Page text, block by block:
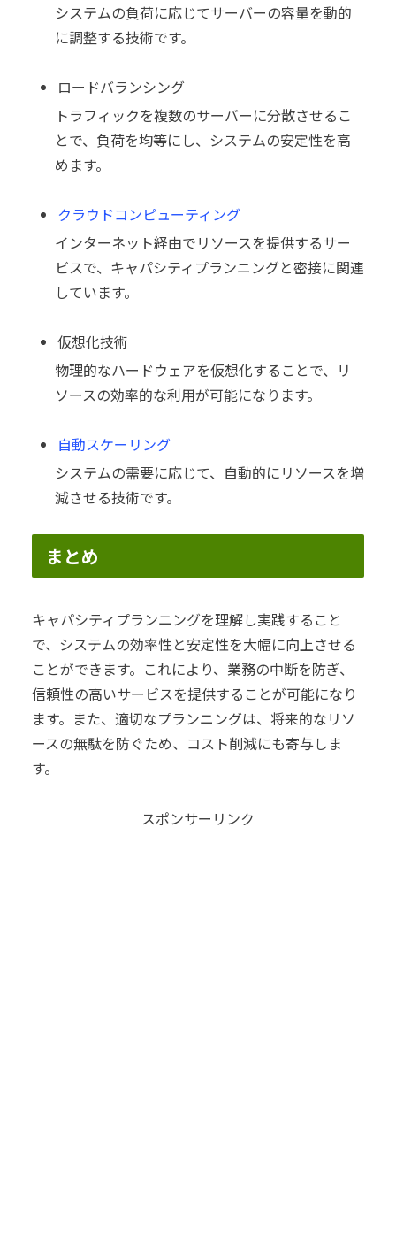
システムの負荷に応じてサーバーの容量を動的
に調整する技術です。
ロードバランシング
トラフィックを複数のサーバーに分散させるこ
とで、負荷を均等にし、システムの安定性を高
めます。
クラウドコンピューティング
インターネット経由でリソースを提供するサー
ビスで、キャパシティプランニングと密接に関連
しています。
仮想化技術
物理的なハードウェアを仮想化することで、リ
ソースの効率的な利用が可能になります。
自動スケーリング
システムの需要に応じて、自動的にリソースを増
減させる技術です。
まとめ
キャパシティプランニングを理解し実践すること
で、システムの効率性と安定性を大幅に向上させる
ことができます。これにより、業務の中断を防ぎ、
信頼性の高いサービスを提供することが可能になり
ます。また、適切なプランニングは、将来的なリソ
ースの無駄を防ぐため、コスト削減にも寄与しま
す。
スポンサーリンク